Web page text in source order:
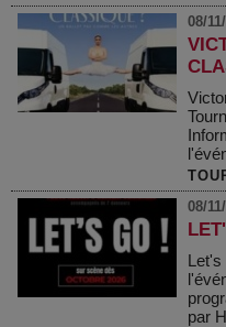
08/
08/
Let's
par